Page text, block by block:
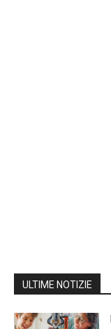
ULTIME NOTIZIE